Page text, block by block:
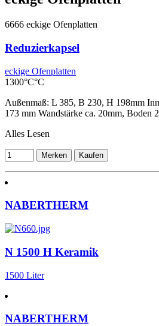
6666 eckige Ofenplatten
Reduzierkapsel
eckige Ofenplatten
1300°C°C
Außenmaß: L 385, B 230, H 198mm
173 mm Wandstärke ca. 20mm, Boden
Alles Lesen
Merken Kaufen
NABERTHERM
N 1500 H Keramik
1500 Liter
NABERTHERM